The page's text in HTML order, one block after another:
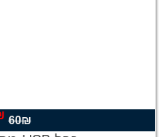
60₪